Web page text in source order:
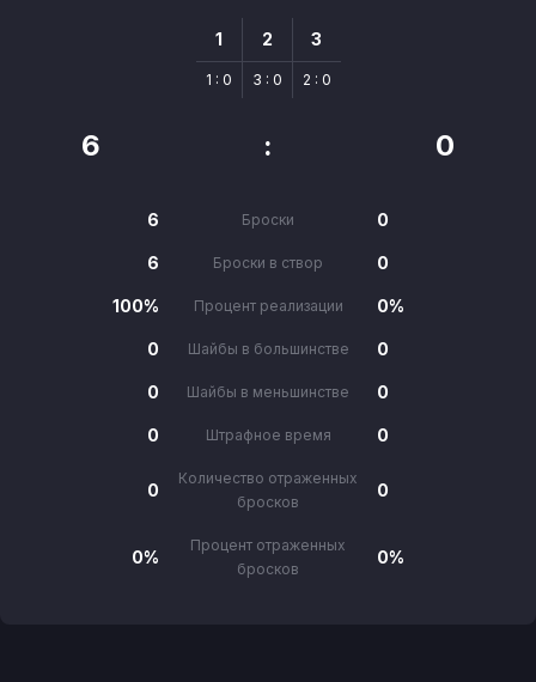
1
1 : 0
2
3 : 0
3
2 : 0
6 : 0
6 Броски 0
6 Броски в створ 0
100% Процент реализации 0%
0 Шайбы в большинстве 0
0 Шайбы в меньшинстве 0
0 Штрафное время 0
0
Количество отраженных
бросков
0
0%
Процент отраженных
бросков
0%